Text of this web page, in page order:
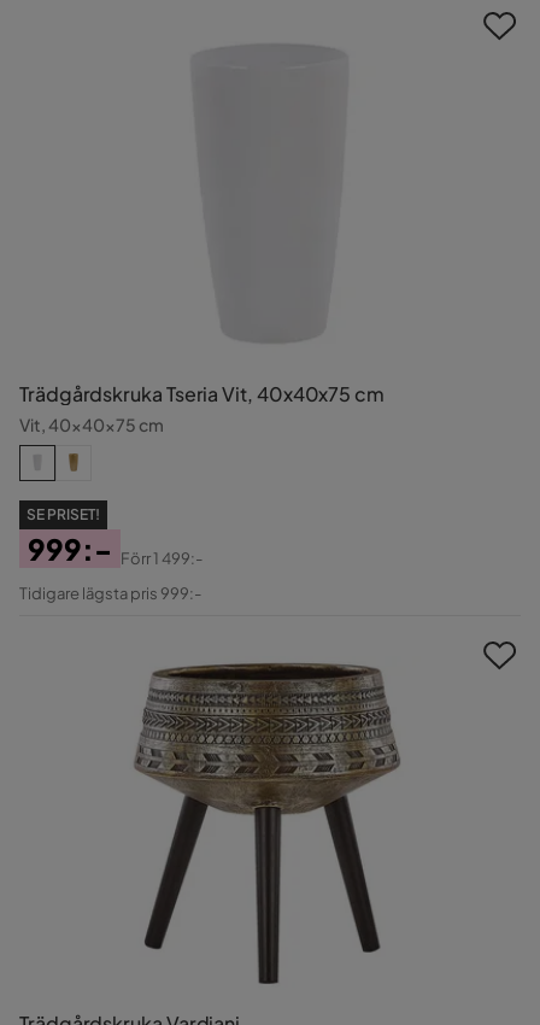
Trädgårdskruka Tseria Vit, 40x40x75 cm
Vit, 40x40x75 cm
SE PRISET!
Pris
999:-
Original
Förr1 499:-
Tidigare lägsta pris 999:-